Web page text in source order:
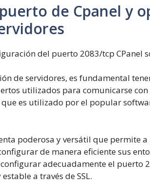
de Cpanel y
del puerto 2083/tcp CPanel
de servidores, es fundamental
utilizados para comunicarse con
es utilizado por el popular
poderosa y versátil que permite
de manera eficiente sus
adecuadamente el puerto
a través de SSL.